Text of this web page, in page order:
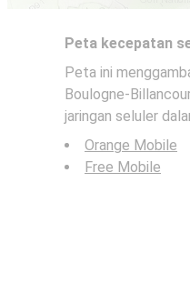
Peta kecepatan
Peta ini
Boulogne-
jaringan seluler
Orange Mobile
Free Mobile